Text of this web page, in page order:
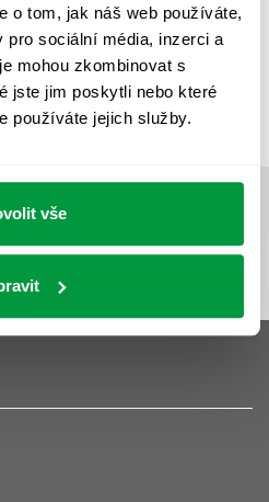
o tom, jak náš web používáte,
sociální média, inzerci a
mohou zkombinovat s
jste jim poskytli nebo které
používáte jejich služby.
vše